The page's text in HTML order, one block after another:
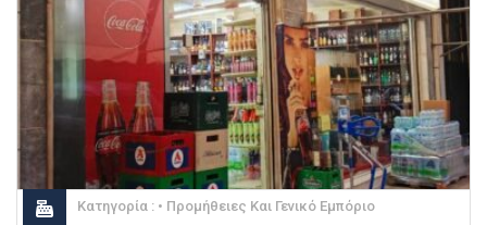
Κατηγορία : • Προμήθειες Και Γενικό Εμπόριο